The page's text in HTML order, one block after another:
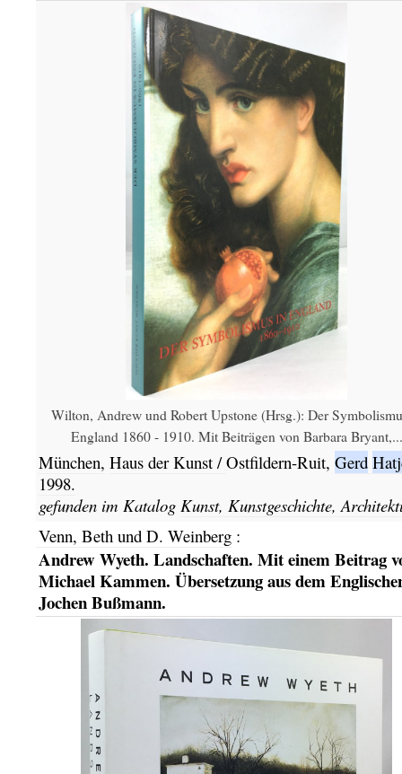
Wilton, Andrew und Robert Upstone (Hrsg.): Der
England 1860 - 1910. Mit Beiträgen von Barbara Bryant,...
München, Haus der Kunst /Ostfildern-Ruit, Gerd
1998.
gefunden im Katalog Kunst, Kunstgeschichte,
Venn, Beth und D. Weinberg:
Andrew Wyeth. Landschaften. Mit einem Beitrag
Michael Kammen. Übersetzung aus dem
Jochen Bußmann.